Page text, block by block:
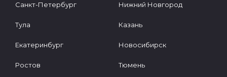
Санкт-Петербург
Тула
Екатеринбург
Ростов
Нижний Новгород
Казань
Новосибирск
Тюмень